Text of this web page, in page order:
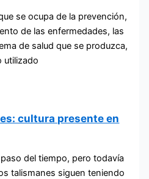
se ocupa de la prevención,
de las enfermedades, las
de salud que se produzca,
utilizado
cultura presente en
del tiempo, pero todavía
talismanes siguen teniendo